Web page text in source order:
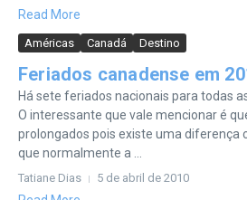
Read More
Américas Canadá Destino
Feriados canadense em
Há sete feriados nacionais para todas
O interessante que vale mencionar é
prolongados pois existe uma diferença
que normalmente a ...
Tatiane Dias 5 de abril de 2010